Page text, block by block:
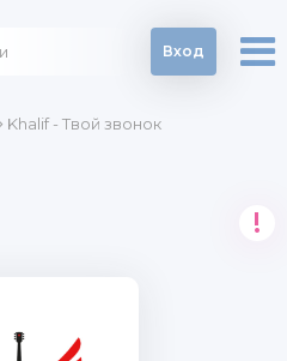
Вход
Khalif - Твой звонок
!